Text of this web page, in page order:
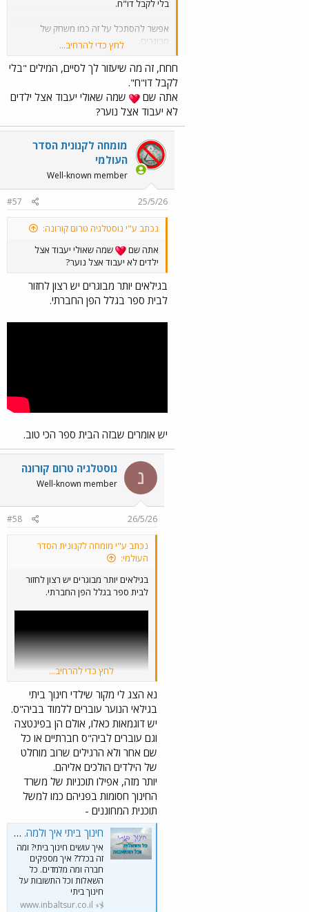
בלי לקבל דו"ח.
אפשר להסתכל על זה כמו משחק של
מבוגרים.
מה זה מונופול? משחק שמשלב אלמנטים
אמיתיים במידה מסוימת מעולם המבוגרים.
לאט לאט עושים משחקים "יותר אמיתיים"
ככל שהילד גדל.
לחץ כדי להרחיב...
חחח, זה מה שיעזור לך לסיים, המילים "בלי
לקבל דו"ח".
אתה שם
שמה שאולי יעבוד אצל ילדים
לא יעבוד אצל נוער?
מומחה לקנונית הסדר
העולמי
Well-known member
25/5/26
#57
נכתב ע"י נוסטלגיה טרום קורונה:
אתה שם
שמה שאולי יעבוד אצל
ילדים לא יעבוד אצל נוער?
בגילאים יותר מבוגרים יש רצון לחזור
לבית ספר בגלל הפן החברתי.
יש אומרים שבזה הבית ספר הכי טוב.
נ נוסטלגיה טרום קורונה
Well-known member
26/5/26
#58
נכתב ע"י מומחה לקנונית הסדר
העולמי:
בגילאים יותר מבוגרים יש רצון לחזור
לבית ספר בגלל הפן החברתי.
יש אומרים שבזה הבית ספר הכי טוב.
לחץ כדי להרחיב...
נא הצג לי מקור שילדי חינוך ביתי
בגילאי הנוער עוברים ללמוד בביה"ס.
יש דוגמאות כאלו, אולם הן בפינטצה
וגם עוברים לביה"ס חברתיים או כל
שם אחר ולא הרגילים שרוב מוחלט
של הילדים הולכים אליהם.
יותר מזה, אפילו תוכניות של משרד
החינוך חסומות בפניהם כמו למשל
תוכנית המחוננים -
חינוך ביתי איך ולמה. כל השאלות והתשובות
איך עושים חינוך ביתי? ומה
זה בכלל? איך מספקים
חברה ומה מלמדים. כל
השאלות וכל התשובות על
חינוך ביתי
www.inbaltsur.co.il